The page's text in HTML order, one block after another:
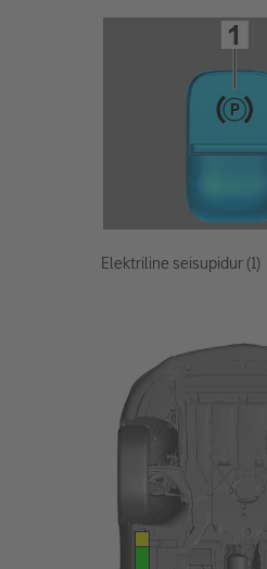
Elektriline seisupidur (1)